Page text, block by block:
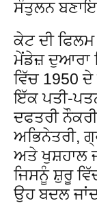
ਸੰਤੁਲਨ
ਕੇਟ ਦੀ ਫਿਲਮ
ਮੇਂਡੇਜ਼ ਦੁਆਰਾ
ਵਿੱਚ 1950
ਇੱਕ ਪਤੀ-
ਦਫਤਰੀ
ਅਭਿਨੇਤਰੀ,
ਅਤੇ ਖੁਸ਼ਹਾਲ
ਜਿਸਨੂੰ ਸ਼ੁਰੂ
ਉਹ ਬਦਲ